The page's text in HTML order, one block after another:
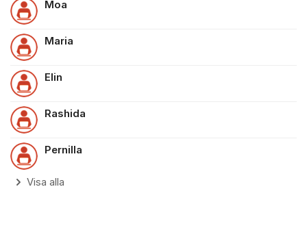
Moa
Maria
Elin
Rashida
Pernilla
Visa alla